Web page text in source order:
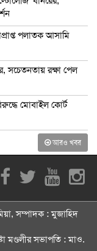
পলাতক আসামি
সচেতনতায় রক্ষা পেল
মোবাইল কোর্ট
আরও খবর
সম্পাদক : মুজাহিদ
মণ্ডলীর সভাপতি : মাও.